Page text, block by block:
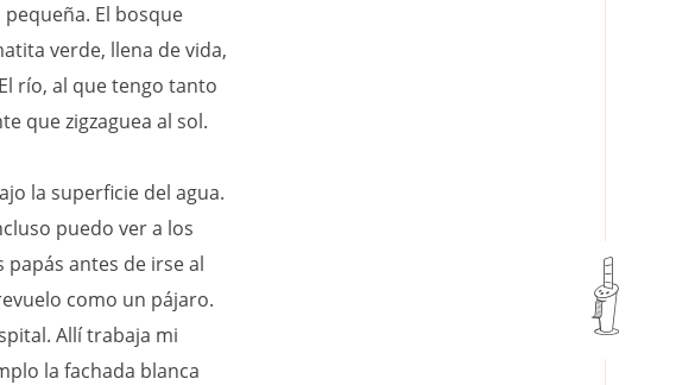
El bosque
verde, llena de vida,
río, al que tengo tanto
que zigzaguea al sol.
la superficie del agua.
puedo ver a los
antes de irse al
como un pájaro.
Allí trabaja mi
la fachada blanca